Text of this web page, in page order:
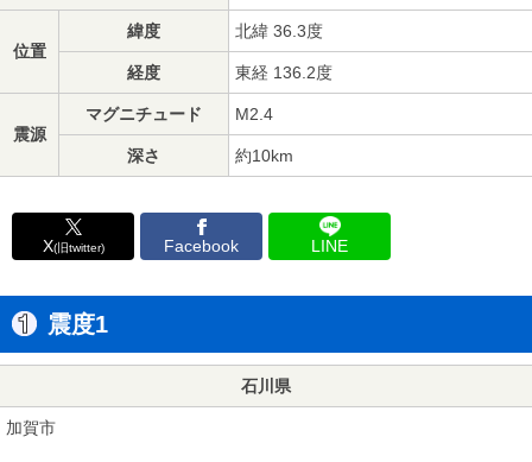
位置
緯度 北緯 36.3度
経度 東経 136.2度
震源
マグニチュード M2.4
深さ 約10km
X(旧twitter) Facebook LINE
震度1
石川県
加賀市